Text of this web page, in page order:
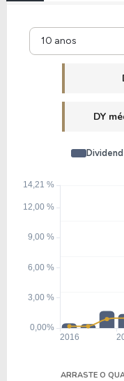
10 anos
DY
Dividend
ARRASTE O